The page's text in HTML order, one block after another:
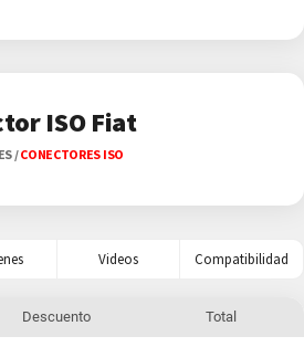
ISO Fiat
/CONECTORES ISO
Videos Compatibilidad
Descuento Total